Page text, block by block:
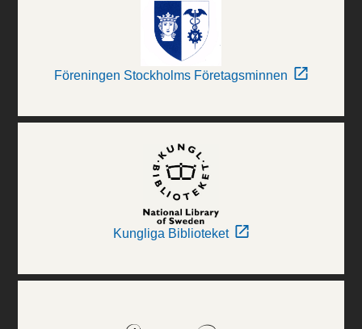
Föreningen Stockholms Företagsminnen
Kungliga Biblioteket